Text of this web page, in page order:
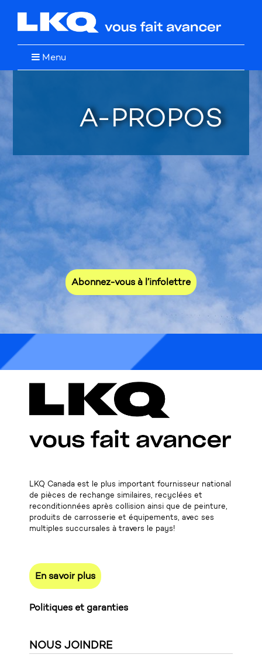
Menu
A-PROPOS
Restez à l'affût de nos
promotions et nouveautés!
Abonnez-vous à l’infolettre
* L'infolettre s'adresse uniquement aux clients
commerciaux, merci de votre compréhension.
LKQ Canada est le plus important fournisseur national
de pièces de rechange similaires, recyclées et
reconditionnées après collision ainsi que de peinture,
produits de carrosserie et équipements, avec ses
multiples succursales à travers le pays!
En savoir plus
Politiques et garanties
NOUS JOINDRE